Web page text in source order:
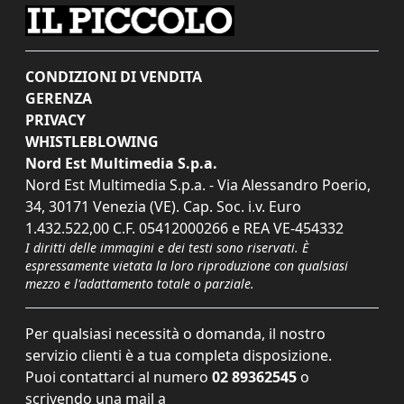
CONDIZIONI DI VENDITA
GERENZA
PRIVACY
WHISTLEBLOWING
Nord Est Multimedia S.p.a.
Nord Est Multimedia S.p.a. - Via Alessandro Poerio,
34, 30171 Venezia (VE). Cap. Soc. i.v. Euro
1.432.522,00 C.F. 05412000266 e REA VE-454332
I diritti delle immagini e dei testi sono riservati. È
espressamente vietata la loro riproduzione con qualsiasi
mezzo e l'adattamento totale o parziale.
Per qualsiasi necessità o domanda, il nostro
servizio clienti è a tua completa disposizione.
Puoi contattarci al numero 02 89362545 o
scrivendo una mail a